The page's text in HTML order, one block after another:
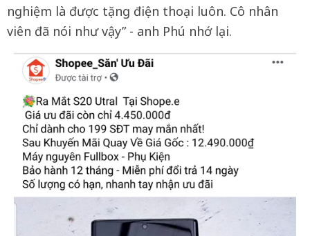
nghiệm là được tặng điện thoại luôn. Cô nhân
viên đã nói như vậy” - anh Phú nhớ lại.